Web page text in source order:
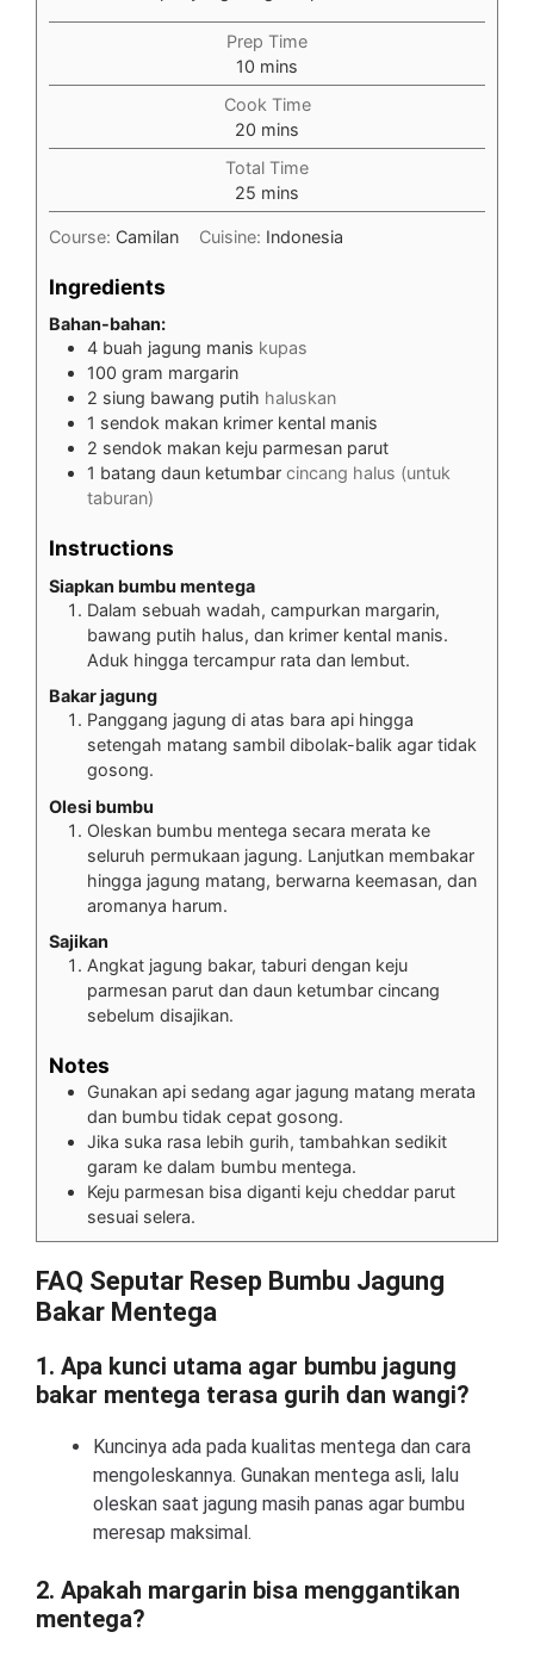
Prep Time
10 minutes
mins
Cook Time
20 minutes
mins
Total Time
25 minutes
mins
Course: Camilan Cuisine: Indonesia
Ingredients
Bahan-bahan:
4 buah jagung manis kupas
100 gram margarin
2 siung bawang putih haluskan
1 sendok makan krimer kental manis
2 sendok makan keju parmesan parut
1 batang daun ketumbar cincang halus (untuk
taburan)
Instructions
Siapkan bumbu mentega
Dalam sebuah wadah, campurkan margarin,
bawang putih halus, dan krimer kental manis.
Aduk hingga tercampur rata dan lembut.
Bakar jagung
Panggang jagung di atas bara api hingga
setengah matang sambil dibolak-balik agar tidak
gosong.
Olesi bumbu
Oleskan bumbu mentega secara merata ke
seluruh permukaan jagung. Lanjutkan membakar
hingga jagung matang, berwarna keemasan, dan
aromanya harum.
Sajikan
Angkat jagung bakar, taburi dengan keju
parmesan parut dan daun ketumbar cincang
sebelum disajikan.
Notes
Gunakan api sedang agar jagung matang merata
dan bumbu tidak cepat gosong.
Jika suka rasa lebih gurih, tambahkan sedikit
garam ke dalam bumbu mentega.
Keju parmesan bisa diganti keju cheddar parut
sesuai selera.
FAQ Seputar Resep Bumbu Jagung
Bakar Mentega
1. Apa kunci utama agar bumbu jagung
bakar mentega terasa gurih dan wangi?
Kuncinya ada pada kualitas mentega dan cara
mengoleskannya. Gunakan mentega asli, lalu
oleskan saat jagung masih panas agar bumbu
meresap maksimal.
2. Apakah margarin bisa menggantikan
mentega?